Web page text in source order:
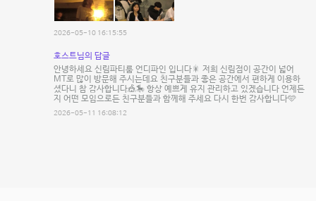
2026-05-10 16:15:55
호스트님의 답글
안녕하세요 신림파티룸 언디파인 입니다🎇 저희 신림점이 공간이 넓어
MT로 많이 방문해 주시는데요 친구분들과 좋은 공간에서 편하게 이용하
셨다니 참 감사합니다🎪🎠 항상 예쁘게 유지 관리하고 있겠습니다 언제든
지 어떤 모임으로든 친구분들과 함께해 주세요 다시 한번 감사합니다🩵
2026-05-11 16:08:12